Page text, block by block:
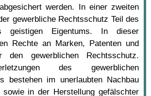
werden. In einer zweiten
gewerbliche Rechtsschutz Teil des
geistigen Eigentums. In dieser
Rechte an Marken, Patenten und
den gewerblichen Rechtsschutz.
des gewerblichen
bestehen im unerlaubten Nachbau
sowie in der Herstellung gefälschter